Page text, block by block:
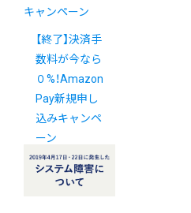
キャンペーン
【終了】決済手
数料が今なら
０%！Amazon
Pay新規申し
込みキャンペ
ーン